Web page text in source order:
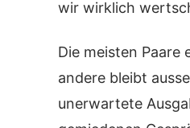
wir wirklich
Die meisten Paare
andere bleibt
unerwartete